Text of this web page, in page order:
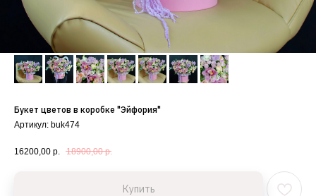
Букет цветов в коробке "Эйфория"
Артикул: buk474
16200,00 р. 18900,00 р.
Купить